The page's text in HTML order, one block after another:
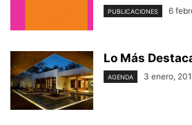
PUBLICACIONES 6
Lo Más
AGENDA 3 enero,